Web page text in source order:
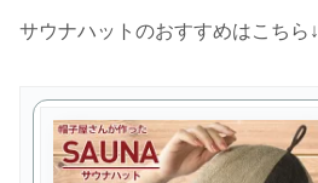
サウナハットのおすすめはこちら↓